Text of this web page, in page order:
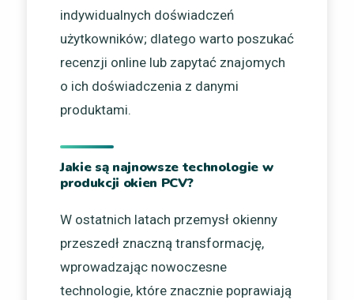
indywidualnych doświadczeń
użytkowników; dlatego warto poszukać
recenzji online lub zapytać znajomych
o ich doświadczenia z danymi
produktami.
Jakie są najnowsze technologie w
produkcji okien PCV?
W ostatnich latach przemysł okienny
przeszedł znaczną transformację,
wprowadzając nowoczesne
technologie, które znacznie poprawiają